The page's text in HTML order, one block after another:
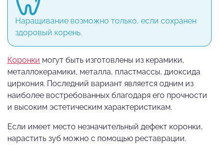
Наращивание возможно только, если сохранен
здоровый корень.
Коронки могут быть изготовлены из керамики,
металлокерамики, металла, пластмассы, диоксида
циркония. Последний вариант является одним из
наиболее востребованных благодаря его прочности
и высоким эстетическим характеристикам.
Если имеет место незначительный дефект коронки,
нарастить зуб можно с помощью реставрации.